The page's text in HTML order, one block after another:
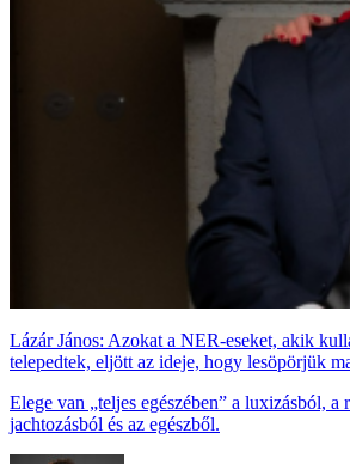
Lázár János: Azokat a NER-eseket, akik
telepedtek, eljött az ideje, hogy lesöpörjük
Elege van „teljes egészében” a luxizásból, a
jachtozásból és az egészből.